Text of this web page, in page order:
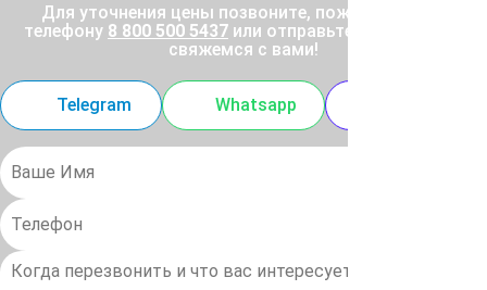
Для уточнения цены позвоните, пожалуйста, по
телефону 8 800 500 5437 или отправьте заявку, и мы
свяжемся с вами!
Telegram Whatsapp